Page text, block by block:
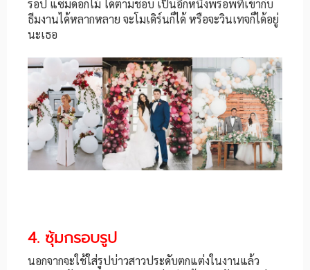
รอป แซมดอกไม้ ได้ตามชอบ เป็นอีกหนึ่งพร็อพที่เข้ากับ
ธีมงานได้หลากหลาย จะโมเดิร์นก็ได้ หรือจะวินเทจก็ได้อยู่
นะเธอ
4. ซุ้มกรอบรูป
นอกจากจะใช้ใส่รูปบ่าวสาวประดับตกแต่งในงานแล้ว